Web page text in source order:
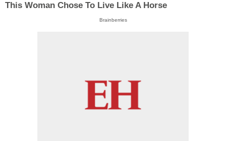
This Woman Chose To Live Like A Horse
Brainberries